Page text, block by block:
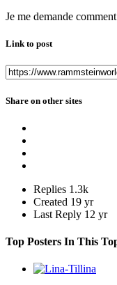
Je me demande
Link to post
Share on other sites
Replies 1.3k
Created 19 yr
Last Reply 12 yr
Top Posters In This